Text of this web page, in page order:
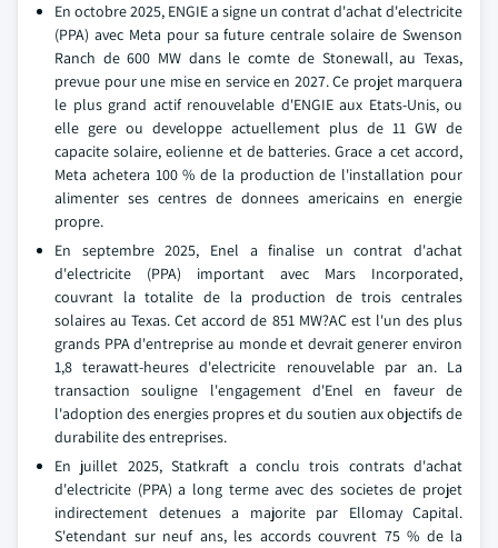
En octobre 2025, ENGIE a signe un contrat d'achat d'electricite
(PPA) avec Meta pour sa future centrale solaire de Swenson
Ranch de 600 MW dans le comte de Stonewall, au Texas,
prevue pour une mise en service en 2027. Ce projet marquera
le plus grand actif renouvelable d'ENGIE aux Etats-Unis, ou
elle gere ou developpe actuellement plus de 11 GW de
capacite solaire, eolienne et de batteries. Grace a cet accord,
Meta achetera 100 % de la production de l'installation pour
alimenter ses centres de donnees americains en energie
propre.
En septembre 2025, Enel a finalise un contrat d'achat
d'electricite (PPA) important avec Mars Incorporated,
couvrant la totalite de la production de trois centrales
solaires au Texas. Cet accord de 851 MW?AC est l'un des plus
grands PPA d'entreprise au monde et devrait generer environ
1,8 terawatt-heures d'electricite renouvelable par an. La
transaction souligne l'engagement d'Enel en faveur de
l'adoption des energies propres et du soutien aux objectifs de
durabilite des entreprises.
En juillet 2025, Statkraft a conclu trois contrats d'achat
d'electricite (PPA) a long terme avec des societes de projet
indirectement detenues a majorite par Ellomay Capital.
S'etendant sur neuf ans, les accords couvrent 75 % de la